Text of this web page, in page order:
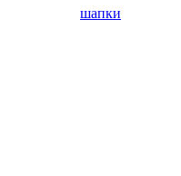
шапки